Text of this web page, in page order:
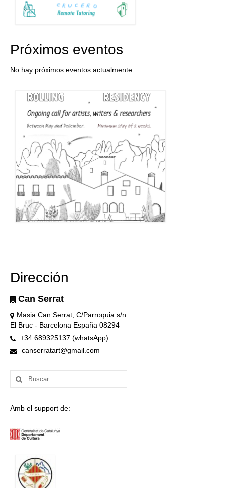
Próximos eventos
No hay próximos eventos actualmente.
Dirección
Can Serrat
Masia Can Serrat, C/Parroquia s/n
El Bruc - Barcelona España 08294
+34 689325137 (whatsApp)
canserratart@gmail.com
Buscar
por:
Amb el support de: